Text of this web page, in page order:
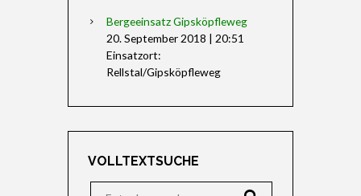
Bergeeinsatz Gipsköpfleweg
20. September 2018 | 20:51
Einsatzort:
Rellstal/Gipsköpfleweg
VOLLTEXTSUCHE